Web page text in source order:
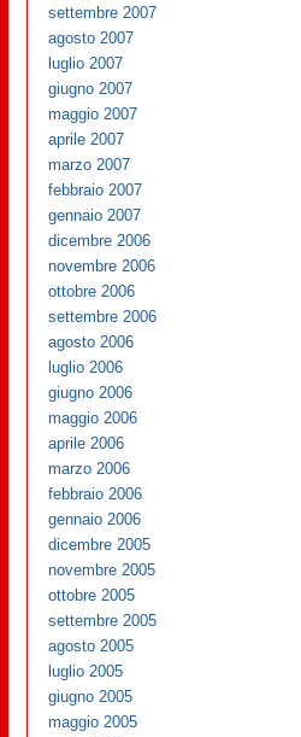
settembre 2007
agosto 2007
luglio 2007
giugno 2007
maggio 2007
aprile 2007
marzo 2007
febbraio 2007
gennaio 2007
dicembre 2006
novembre 2006
ottobre 2006
settembre 2006
agosto 2006
luglio 2006
giugno 2006
maggio 2006
aprile 2006
marzo 2006
febbraio 2006
gennaio 2006
dicembre 2005
novembre 2005
ottobre 2005
settembre 2005
agosto 2005
luglio 2005
giugno 2005
maggio 2005